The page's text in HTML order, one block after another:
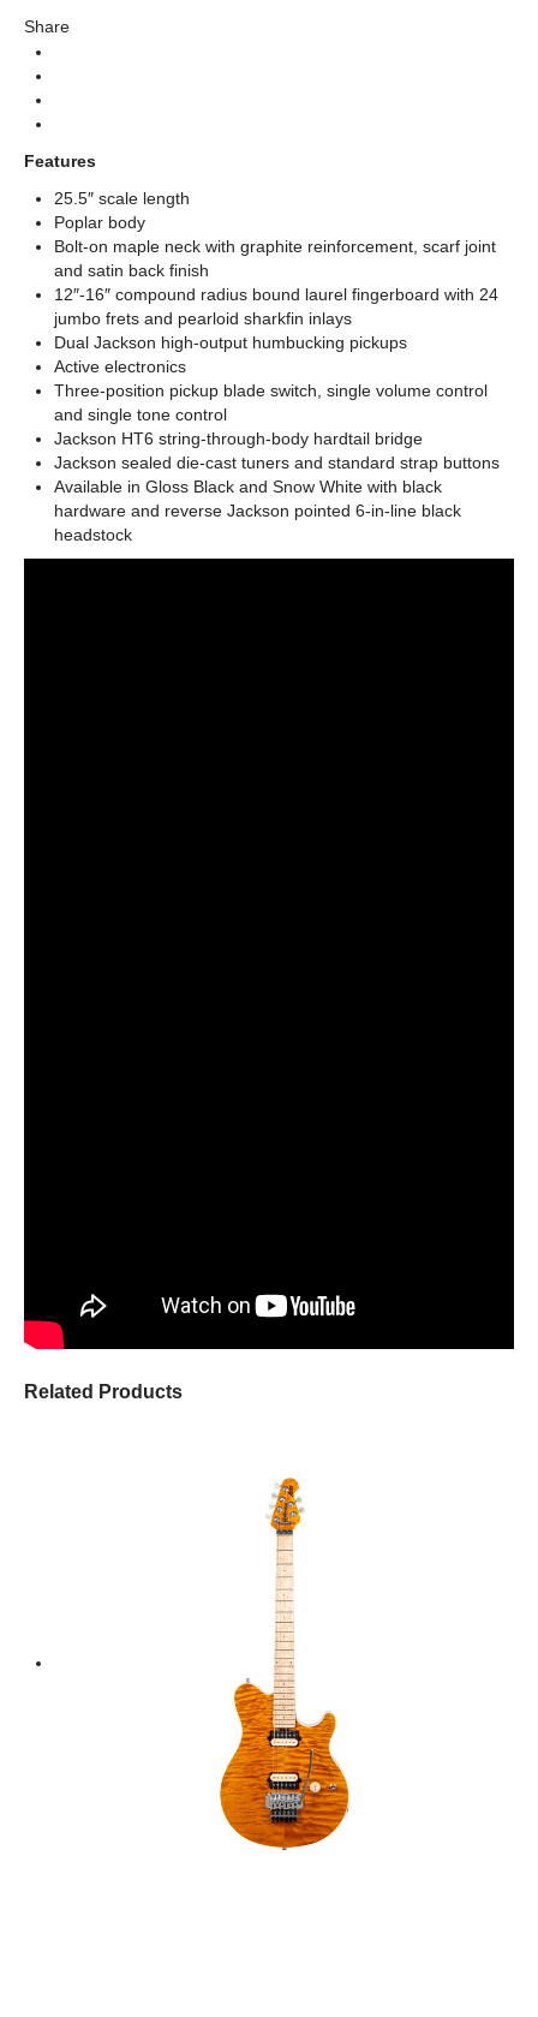
Colors
Share
Features
25.5″ scale length
Poplar body
Bolt-on maple neck with graphite reinforcement, scarf joint
and satin back finish
12″-16″ compound radius bound laurel fingerboard with 24
jumbo frets and pearloid sharkfin inlays
Dual Jackson high-output humbucking pickups
Active electronics
Three-position pickup blade switch, single volume control
and single tone control
Jackson HT6 string-through-body hardtail bridge
Jackson sealed die-cast tuners and standard strap buttons
Available in Gloss Black and Snow White with black
hardware and reverse Jackson pointed 6-in-line black
headstock
Related Products